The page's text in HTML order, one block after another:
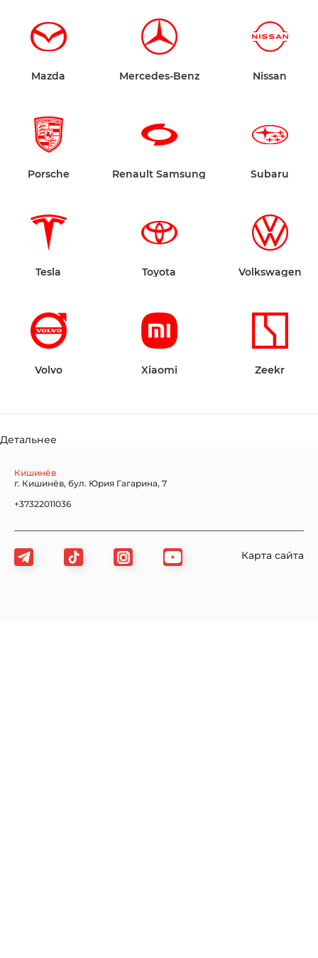
Mazda Mercedes-Benz Nissan
Porsche Renault Samsung Subaru
Tesla Toyota Volkswagen
Volvo Xiaomi Zeekr
Детальнее
Кишинёв
г. Кишинёв, бул. Юрия Гагарина, 7
+37322011036
Карта сайта